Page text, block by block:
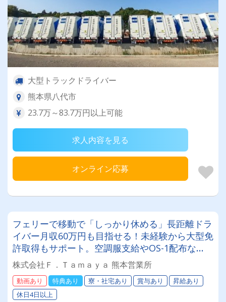
大型トラックドライバー
熊本県八代市
23.7万～83.7万円以上可能
求人内容を見る
オンライン応募
フェリーで移動で「しっかり休める」長距離ドラ
イバー月収60万円も目指せる！未経験から大型免
許取得もサポート。空調服支給やOS-1配布な
ど、現場第一の優しい環境です！
株式会社Ｆ．Ｔａｍａｙａ 熊本営業所
動画あり 特典あり 寮・社宅あり 賞与あり
昇給あり
休日4日以上